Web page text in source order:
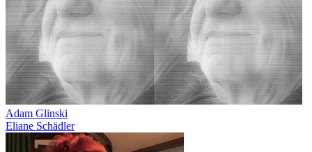
Adam Glinski
Eliane Schädler